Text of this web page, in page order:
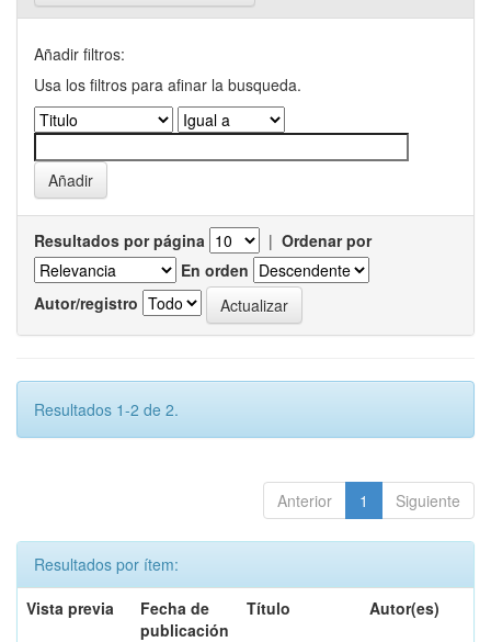
Añadir filtros:
Usa los filtros para afinar la busqueda.
Resultados por página | Ordenar por
En orden
Autor/registro
Resultados 1-2 de 2.
Anterior 1 Siguiente
Resultados por ítem:
Vista previa
Fecha de
publicación
Título Autor(es)